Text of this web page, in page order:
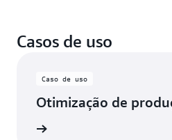
Casos de uso
Caso de uso
Otimização de